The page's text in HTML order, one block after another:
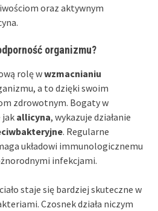
oraz aktywnym
organizmu?
rolę wwzmacnianiu
a to dzięki swoim
zdrowotnym. Bogaty w
jak allicyna, wykazuje działanie
. Regularne
układowi immunologicznemu
infekcjami.
staje się bardziej skuteczne w
Czosnek działa niczym